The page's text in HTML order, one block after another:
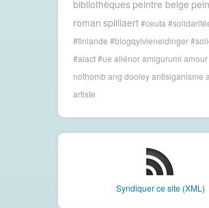
bibliothèquespeintre belge
roman spilliaert #ceuta
#finlande #blogqylvieneidinger
#aiact #ue aliénor amigurumi amour
nothomb ang dooley antisiganisme
artiste
Syndiquer ce site (XML)